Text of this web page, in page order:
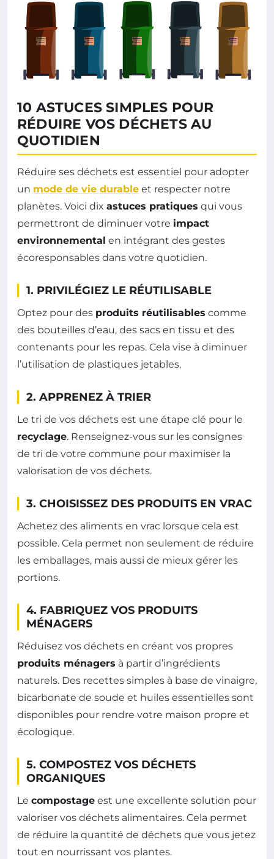
10 ASTUCES SIMPLES POUR
RÉDUIRE VOS DÉCHETS AU
QUOTIDIEN
Réduire ses déchets est essentiel pour adopter
un mode de vie durable et respecter notre
planètes. Voici dix astuces pratiques qui vous
permettront de diminuer votre impact
environnemental en intégrant des gestes
écoresponsables dans votre quotidien.
1. PRIVILÉGIEZ LE RÉUTILISABLE
Optez pour des produits réutilisables comme
des bouteilles d’eau, des sacs en tissu et des
contenants pour les repas. Cela vise à diminuer
l’utilisation de plastiques jetables.
2. APPRENEZ À TRIER
Le tri de vos déchets est une étape clé pour le
recyclage. Renseignez-vous sur les consignes
de tri de votre commune pour maximiser la
valorisation de vos déchets.
3. CHOISISSEZ DES PRODUITS EN VRAC
Achetez des aliments en vrac lorsque cela est
possible. Cela permet non seulement de réduire
les emballages, mais aussi de mieux gérer les
portions.
4. FABRIQUEZ VOS PRODUITS
MÉNAGERS
Réduisez vos déchets en créant vos propres
produits ménagers à partir d’ingrédients
naturels. Des recettes simples à base de vinaigre,
bicarbonate de soude et huiles essentielles sont
disponibles pour rendre votre maison propre et
écologique.
5. COMPOSTEZ VOS DÉCHETS
ORGANIQUES
Le compostage est une excellente solution pour
valoriser vos déchets alimentaires. Cela permet
de réduire la quantité de déchets que vous jetez
tout en nourrissant vos plantes.